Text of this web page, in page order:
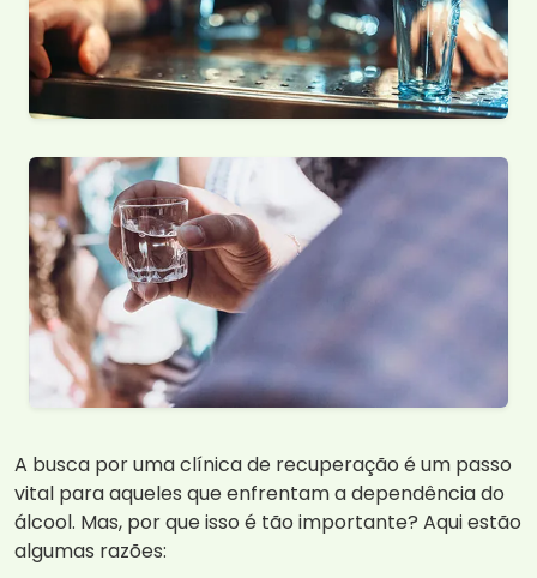
A busca por uma clínica de recuperação é um passo
vital para aqueles que enfrentam a dependência do
álcool. Mas, por que isso é tão importante? Aqui estão
algumas razões: